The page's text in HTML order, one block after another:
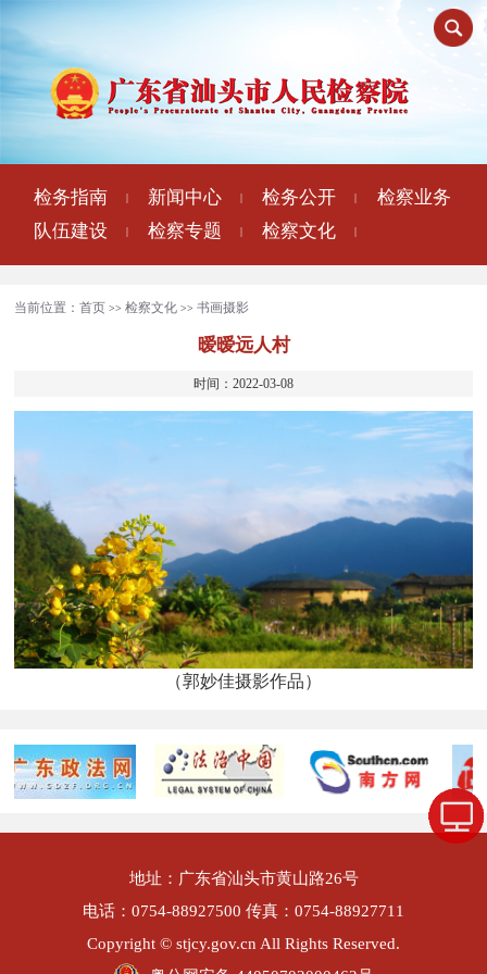
检务指南 新闻中心 检务公开
检察业务
队伍建设
检察专题 检察文化
当前位置：首页 >>检察文化 >>书画摄影
暧暧远人村
时间：2022-03-08
（郭妙佳摄影作品）
地址：广东省汕头市黄山路26号
电话：0754-88927500 传真：0754-88927711
Copyright © stjcy.gov.cn All Rights Reserved.